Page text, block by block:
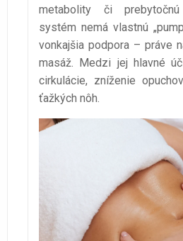
metabolity či
systém nemá vlastnú
vonkajšia podpora – práve
masáž. Medzi jej hlavné
cirkulácie, zníženie
ťažkých nôh.